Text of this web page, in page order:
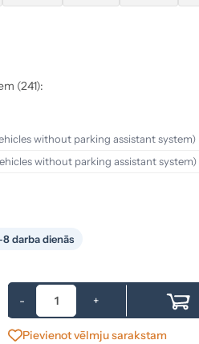
(241):
without parking assistant system)
without parking assistant system)
darba dienās
- +
Pievienot vēlmju sarakstam